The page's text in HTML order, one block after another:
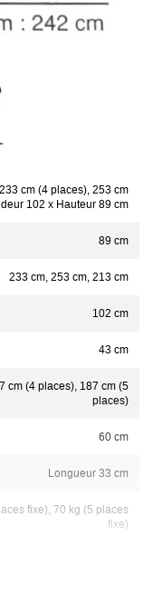
cm (4 places), 253 cm
102 x Hauteur 89 cm
89 cm
233 cm, 253 cm, 213 cm
102 cm
43 cm
cm (4 places), 187 cm (5
places)
60 cm
Longueur 33 cm
fixe), 70 kg (5 places
fixe)